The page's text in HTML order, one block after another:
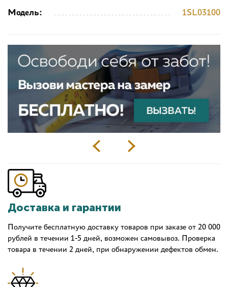
Модель:
1SL03100
Доставка и гарантии
Получите бесплатную доставку товаров при заказе от 20 000
рублей в течении 1-5 дней, возможен самовывоз. Проверка
товара в течении 2 дней, при обнаружении дефектов обмен.